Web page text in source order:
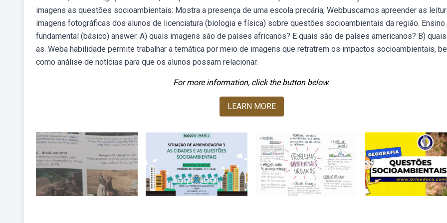
imagens as questões socioambientais: Mostra a presença de uma escola precária; Webbuscamos apreender as
imagens fotográficas dos alunos de licenciatura (biologia e física) sobre questões socioambientais da região. Ensino
fundamental (básico) answer. A) quais imagens são de países africanos? E quais são de países americanos? B)
as. Weba habilidade permite trabalhar a temática por meio de imagens que retratrem os impactos socioambientais,
como análise de notícias para que os alunos possam relacionar.
For more information, click the button below.
LEARN MORE